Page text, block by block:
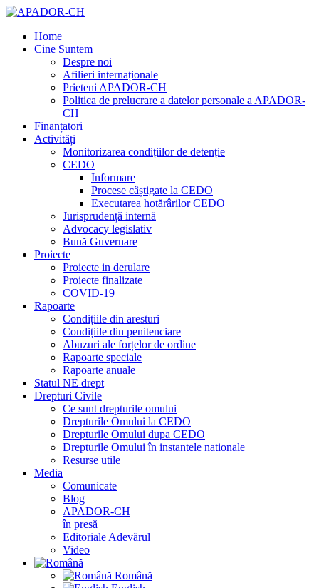
Home
Cine Suntem
Despre noi
Afilieri internaționale
Prieteni APADOR-CH
Politica de prelucrare a datelor personale a APADOR-
CH
Finanțatori
Activități
Monitorizarea condițiilor de detenție
CEDO
Informare
Procese câștigate la CEDO
Executarea hotărârilor CEDO
Jurisprudență internă
Advocacy legislativ
Bună Guvernare
Proiecte
Proiecte in derulare
Proiecte finalizate
COVID-19
Rapoarte
Condițiile din aresturi
Condițiile din penitenciare
Abuzuri ale forțelor de ordine
Rapoarte speciale
Rapoarte anuale
Statul NE drept
Drepturi Civile
Ce sunt drepturile omului
Drepturile Omului la CEDO
Drepturile Omului dupa CEDO
Drepturile Omului în instantele nationale
Resurse utile
Media
Comunicate
Blog
APADOR-CH
în presă
Editoriale Adevărul
Video
Română